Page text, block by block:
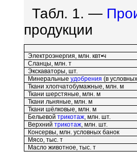
Табл. 1. —
продукции
Электроэнергия, млн. квт•ч
Сланцы, млн. т
Экскаваторы, шт.
Минеральныеудобрения (в
Ткани хлопчатобумажные, млн. м
Ткани шерстяные, млн. м
Ткани льняные, млн. м
Ткани шёлковые, млн. м
Бельевойтрикотаж, млн. шт.
Верхнийтрикотаж, млн. шт.
Консервы, млн. условных банок
Мясо, тыс. т
Масло животное, тыс. т